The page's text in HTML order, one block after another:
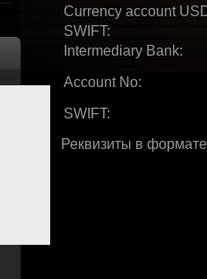
Currency account
SWIFT:
Intermediary Bank:
Account No:
SWIFT:
Реквизиты в